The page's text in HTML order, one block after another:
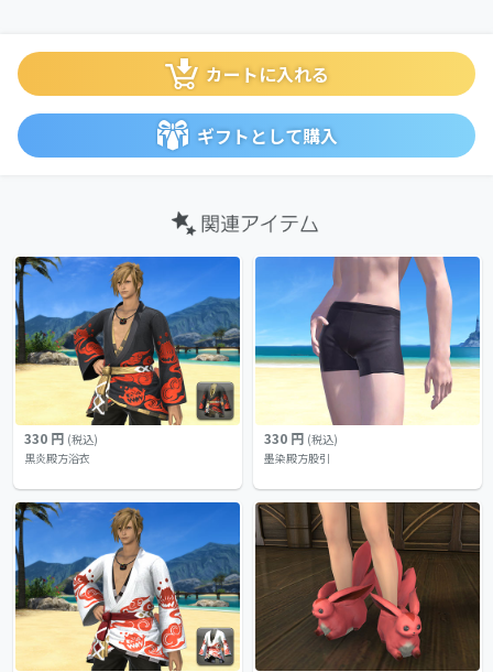
カートに入れる
ギフトとして購入
330 円 (税込)
黒炎殿方浴衣
330 円 (税込)
墨染殿方股引